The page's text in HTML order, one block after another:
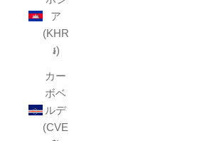
ア
(KHR
៛)
カー
ボベ
ルデ
(CVE